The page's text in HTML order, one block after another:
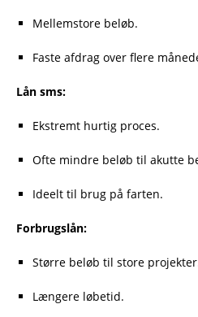
Mellemstore beløb.
Faste afdrag over flere
Lån sms:
Ekstremt hurtig proces.
Ofte mindre beløb til akutte
Ideelt til brug på farten.
Forbrugslån:
Større beløb til store
Længere løbetid.